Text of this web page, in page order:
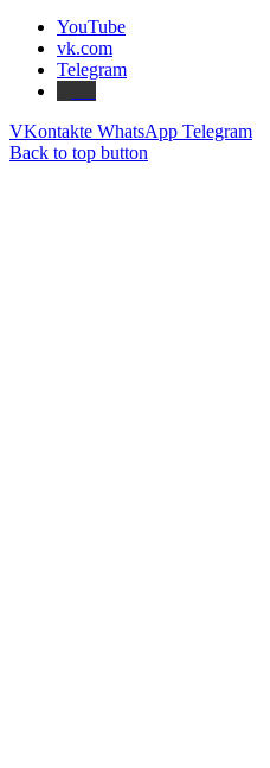
YouTube
vk.com
Telegram
VKontakte WhatsApp Telegram
Back to top button